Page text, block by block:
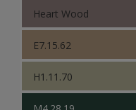
Heart Wood
E7.15.62
H1.11.70